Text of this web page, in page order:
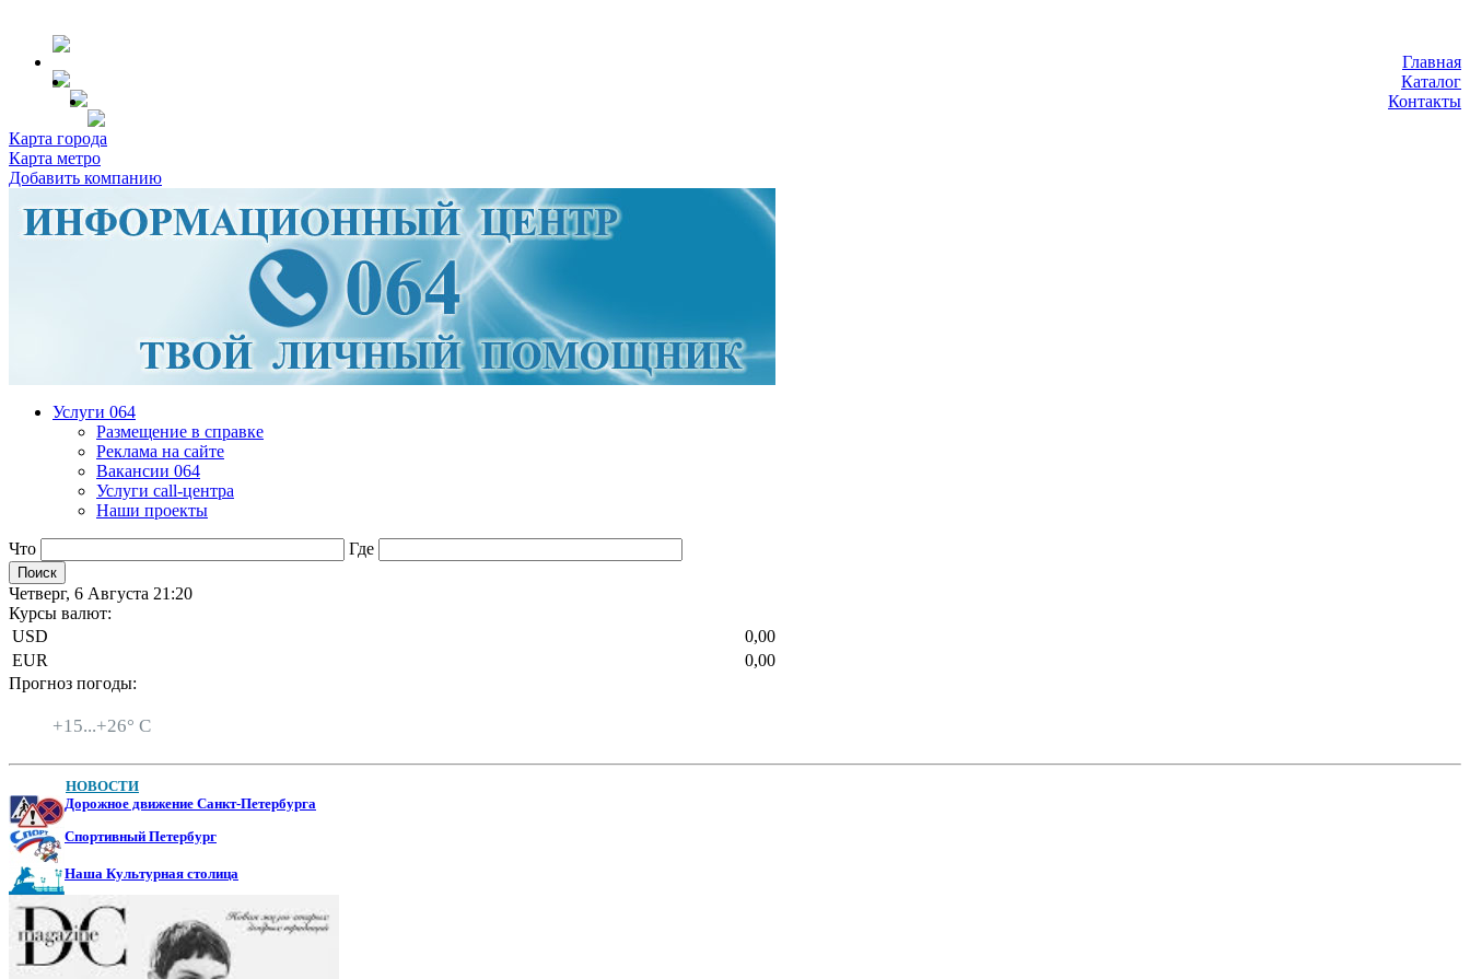
Главная
Каталог
Контакты
Карта города
Карта метро
Добавить компанию
Услуги 064
Размещение в справке
Реклама на сайте
Вакансии 064
Услуги call-центра
Наши проекты
Что Где
Четверг, 6 Августа 21:20
Курсы валют:
USD
0,00
EUR
0,00
Прогноз погоды:
+15...+26° C
НОВОСТИ
Дорожное движение Санкт-Петербурга
Спортивный Петербург
Наша Культурная столица